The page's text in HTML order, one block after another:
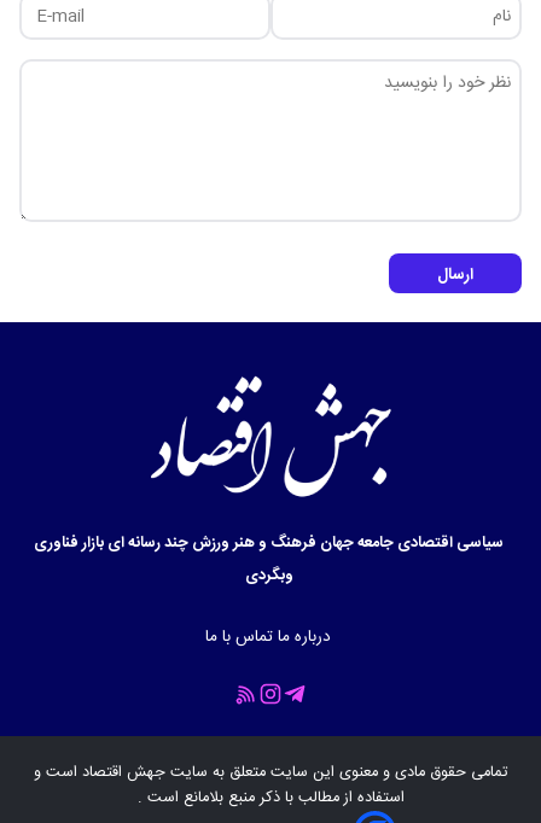
ارسال
سیاسیاقتصادیجامعهجهان فرهنگ و هنرورزشچند رسانه ایبازارفناوری
وبگردی
درباره ماتماس با ما
تمامی حقوق مادی و معنوی این سایت متعلق به سایتجهش اقتصاد است و
استفاده از مطالب با ذکر منبع بلامانع است .